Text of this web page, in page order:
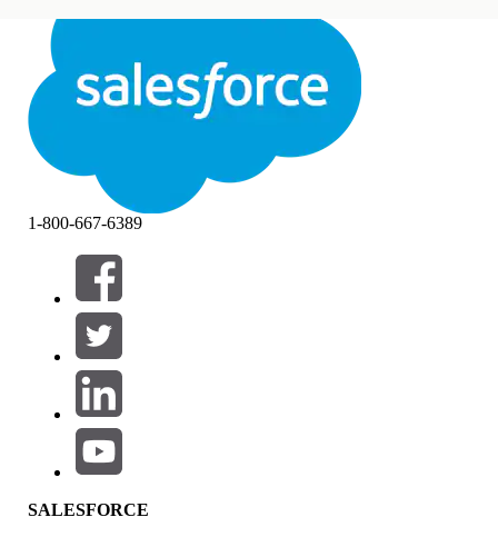
Luk
Filtre (0)
VÆLG FILTRE
Produktområde
Funktionspåvirkning
1-800-667-6389
SALESFORCE